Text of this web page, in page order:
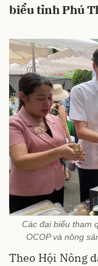
biểu tỉnh Phú
Các đại biểu tham
OCOP và nông
Theo Hội Nông